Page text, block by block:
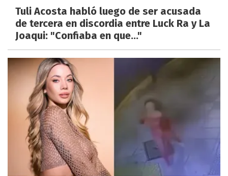
Tuli Acosta habló luego de ser acusada
de tercera en discordia entre Luck Ra y La
Joaqui: "Confiaba en que..."